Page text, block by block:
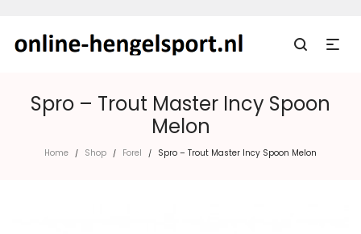
Spro – Trout Master Incy Spoon
Melon
Home / Shop / Forel / Spro – Trout Master Incy Spoon Melon